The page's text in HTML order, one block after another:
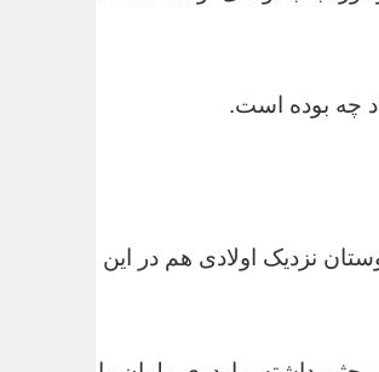
چه بوده است.
نزدیک اولادی هم در این